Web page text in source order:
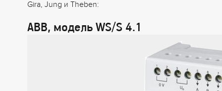
Gira, Jung и Theben:
ABB, модель WS/S 4.1